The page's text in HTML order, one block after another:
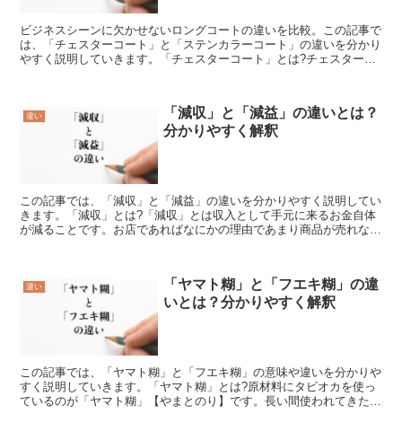
ビジネスシーンに欠かせないロングコートの違いを比較。この記事で
は、「チェスターコート」と「ステンカラーコート」の違いを分かり
やすく説明していきます。「チェスターコート」とは?チェスターコ
違い
「減収」と「減益」の違いとは？
分かりやすく解釈
この記事では、「減収」と「減益」の違いを分かりやすく説明してい
きます。「減収」とは?「減収」とは収入として手元に来るお金自体
が減ることです。お店であればなにかの理由であまり商品が売れなか
違い
「ヤマト糊」と「フエキ糊」の違
いとは？分かりやすく解釈
この記事では、「ヤマト糊」と「フエキ糊」の意味や違いを分かりや
すく説明していきます。「ヤマト糊」とは?原材料にタピオカを使っ
ているのが「ヤマト糊」【やまとのり】です。長い間使われてきたこ